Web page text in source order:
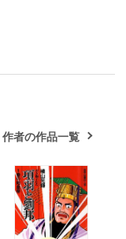
作者の作品一覧